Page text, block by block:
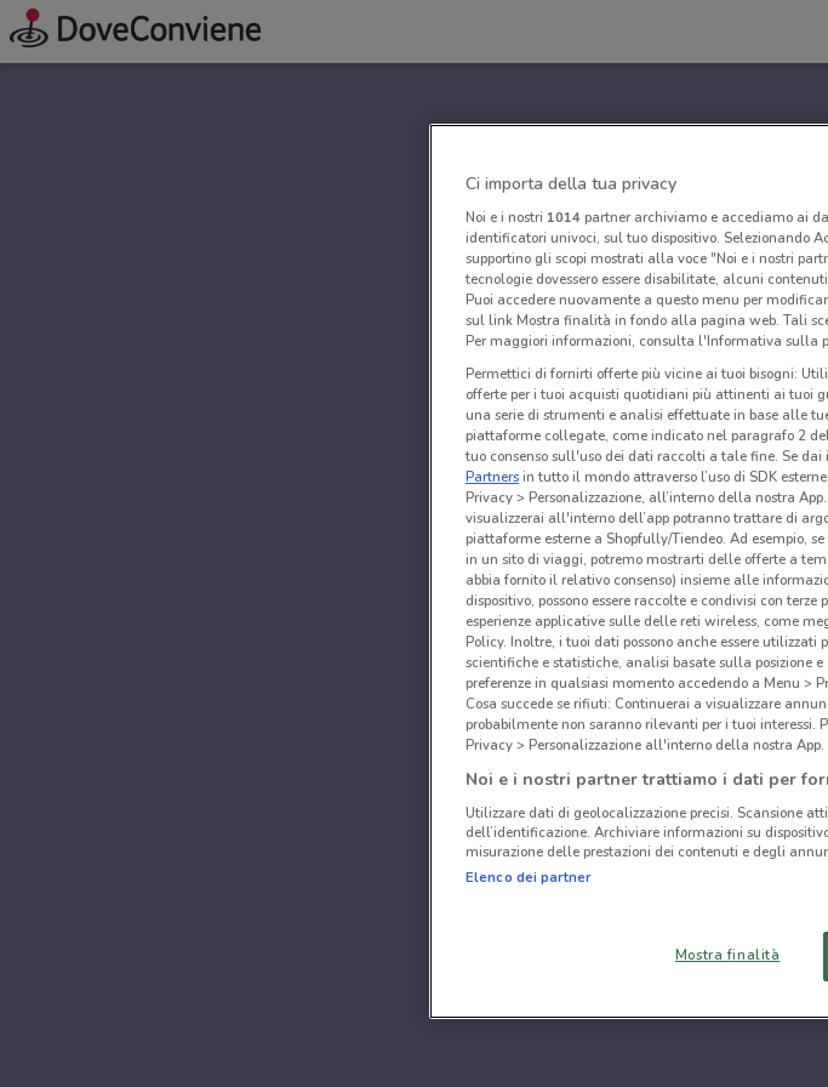
Ci importa della tua privacy
Noi e i nostri 1014partner archiviamo e accediamo ai
identificatori univoci, sul tuo dispositivo. Selezionando
supportino gli scopi mostrati alla voce "Noi e i nostri
tecnologie dovessero essere disabilitate, alcuni
Puoi accedere nuovamente a questo menu per
sul link Mostra finalità in fondo alla pagina web. Tali
Per maggiori informazioni, consulta l'Informativa sulla
Permettici di fornirti offerte più vicine ai tuoi bisogni:
offerte per i tuoi acquisti quotidiani più attinenti ai tuoi
una serie di strumenti e analisi effettuate in base alle
piattaforme collegate, come indicato nel paragrafo 2
tuo consenso sull'uso dei dati raccolti a tale fine. Se
Partnersin tutto il mondo attraverso l’uso di SDK
Privacy > Personalizzazione, all’interno della nostra
visualizzerai all'interno dell’app potranno trattare di
piattaforme esterne a Shopfully/Tiendeo. Ad esempio,
in un sito di viaggi, potremo mostrarti delle offerte a
abbia fornito il relativo consenso) insieme alle
dispositivo, possono essere raccolte e condivisi con
esperienze applicative sulle delle reti wireless, come
Policy. Inoltre, i tuoi dati possono anche essere utilizzati
scientifiche e statistiche, analisi basate sulla posizione
preferenze in qualsiasi momento accedendo a Menu >
Cosa succede se rifiuti: Continuerai a visualizzare
probabilmente non saranno rilevanti per i tuoi interessi.
Privacy > Personalizzazione all'interno della nostra App.
Noi e i nostri partner trattiamo i dati per
Utilizzare dati di geolocalizzazione precisi. Scansione
dell’identificazione. Archiviare informazioni su
misurazione delle prestazioni dei contenuti e degli
Elenco dei partner
Mostra finalità